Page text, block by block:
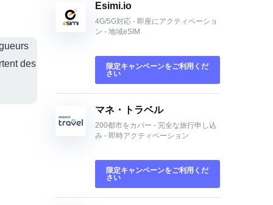
des
Esimi.io
4G/5G対応 - 即座にアクティベーショ
ン - 地域eSIM
限定キャンペーンをご利用くだ
さい
マネ・トラベル
200都市をカバー - 完全な旅行申し込
み - 即時アクティベーション
限定キャンペーンをご利用くだ
さい